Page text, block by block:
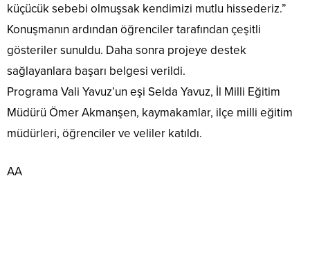
küçücük sebebi olmuşsak kendimizi mutlu hissederiz.”
Konuşmanın ardından öğrenciler tarafından çeşitli
gösteriler sunuldu. Daha sonra projeye destek
sağlayanlara başarı belgesi verildi.
Programa Vali Yavuz’un eşi Selda Yavuz, İl Milli Eğitim
Müdürü Ömer Akmanşen, kaymakamlar, ilçe milli eğitim
müdürleri, öğrenciler ve veliler katıldı.
AA